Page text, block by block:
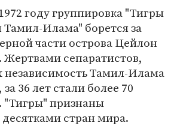
году группировка "Тигры
Илама" борется за
части острова Цейлон
сепаратистов,
Тамил-Илама
36 лет стали более 70
"Тигры" признаны
стран мира.